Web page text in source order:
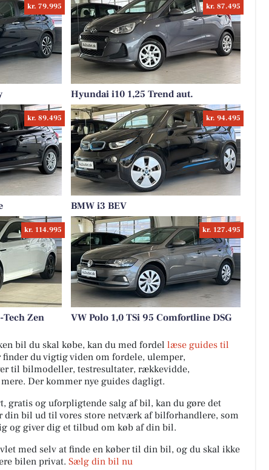
kr. 79.995 kr. 87.495
Hyundai i10 1,25 Trend aut.
kr. 89.495 kr. 94.495
BMW i3 BEV
kr. 114.995
Tech Zen
kr. 127.495
VW Polo 1,0 TSi 95 Comfortline DSG
bil du skal købe, kan du med fordel læse guides til
finder du vigtig viden om fordele, ulemper,
til bilmodeller, testresultater, rækkevidde,
Der kommer nye guides dagligt.
gratis og uforpligtende salg af bil, kan du gøre det
din bil ud til vores store netværk af bilforhandlere, som
og giver dig et tilbud om køb af din bil.
med selv at finde en køber til din bil, og du skal ikke
bilen privat. Sælg din bil nu